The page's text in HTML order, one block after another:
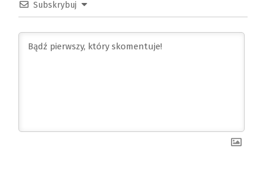
Subskrybuj